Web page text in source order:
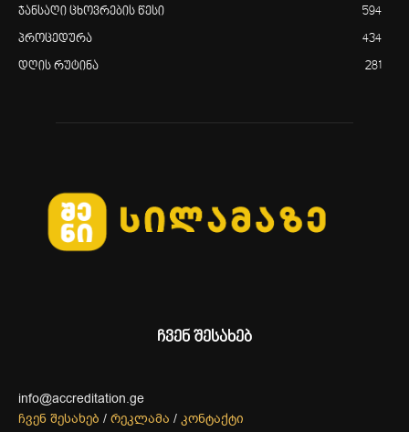
ჯანსაღი ცხოვრების წესი 594
პროცედურა 434
დღის რუტინა 281
ჩვენ შესახებ
info@accreditation.ge
ჩვენ შესახებ / რეკლამა / კონტაქტი